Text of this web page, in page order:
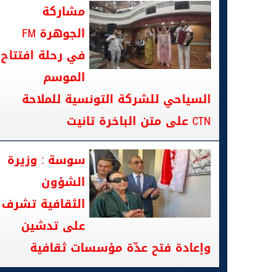
مشاركة
الجوهرة FM
في رحلة افتتاح
الموسم
السياحي للشركة التونسية للملاحة
CTN على متن الباخرة تانيت
سوسة : وزيرة
الشؤون
الثقافية تشرف
على تدشين
وإعادة فتح عدّة مؤسسات ثقافية